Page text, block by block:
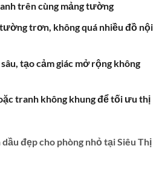
trên cùng mảng tường
trơn, không quá nhiều đồ nội
tạo cảm giác mở rộng không
tranh không khung để tối ưu thị
đẹp cho phòng nhỏ tại Siêu Thị